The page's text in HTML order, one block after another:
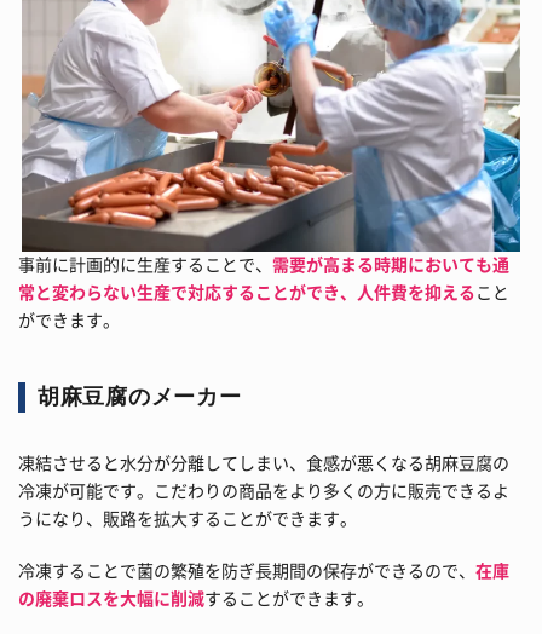
事前に計画的に生産することで、 需要が高まる時期においても通
常と変わらない生産で対応することができ、人件費を抑えること
ができます。
胡麻豆腐のメーカー
凍結させると水分が分離してしまい、食感が悪くなる胡麻豆腐の
冷凍が可能です。こだわりの商品をより多くの方に販売できるよ
うになり、販路を拡大することができます。
冷凍することで菌の繁殖を防ぎ長期間の保存ができるので、 在庫
の廃棄ロスを大幅に削減することができます。